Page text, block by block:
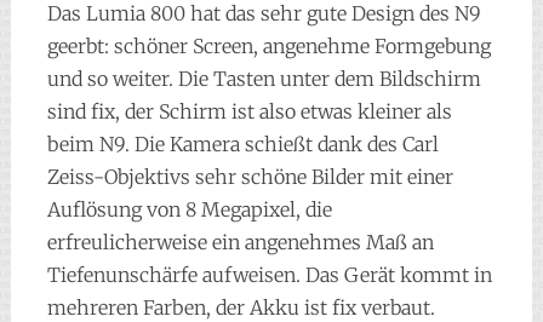
Das Lumia 800 hat das sehr gute Design des N9
geerbt: schöner Screen, angenehme Formgebung
und so weiter. Die Tasten unter dem Bildschirm
sind fix, der Schirm ist also etwas kleiner als
beim N9. Die Kamera schießt dank des Carl
Zeiss-Objektivs sehr schöne Bilder mit einer
Auflösung von 8 Megapixel, die
erfreulicherweise ein angenehmes Maß an
Tiefenunschärfe aufweisen. Das Gerät kommt in
mehreren Farben, der Akku ist fix verbaut.